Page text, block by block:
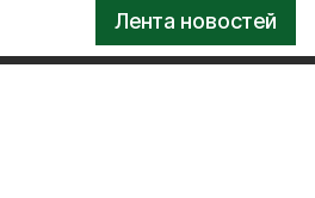
Лента новостей